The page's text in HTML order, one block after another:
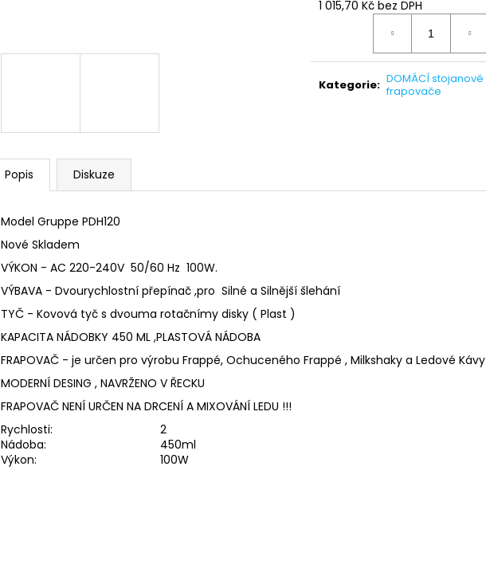
1 015,70 Kč bez DPH
Kategorie: DOMÁCÍ stojanové
frapovače
Popis Diskuze
Model Gruppe PDH120
Nové Skladem
VÝKON - AC 220-240V 50/60 Hz 100W.
VÝBAVA - Dvourychlostní přepínač ,pro Silné a Silnější šlehání
TYČ - Kovová tyč s dvouma rotačnímy disky ( Plast )
KAPACITA NÁDOBKY 450 ML ,PLASTOVÁ NÁDOBA
FRAPOVAČ - je určen pro výrobu Frappé, Ochuceného Frappé , Milkshaky a Ledové Kávy
MODERNÍ DESING , NAVRŽENO V ŘECKU
FRAPOVAČ NENÍ URČEN NA DRCENÍ A MIXOVÁNÍ LEDU !!!
Rychlosti:
2
Nádoba:
450ml
Výkon:
100W